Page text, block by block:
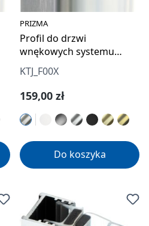
PRIZMA
Profil do drzwi
wnękowych systemu
Prizma
KTJ_F00X
Cena regularna:
159,00 zł
Do koszyka